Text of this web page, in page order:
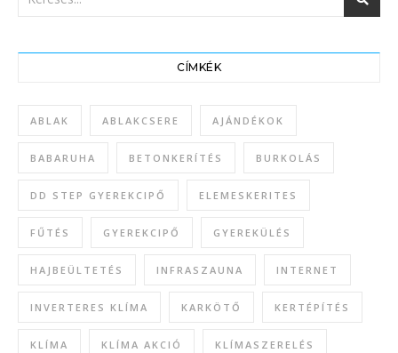
CÍMKÉK
ABLAK ABLAKCSERE AJÁNDÉKOK
BABARUHA BETONKERÍTÉS BURKOLÁS
DD STEP GYEREKCIPŐ ELEMESKERITES
FŰTÉS GYEREKCIPŐ GYEREKÜLÉS
HAJBEÜLTETÉS INFRASZAUNA INTERNET
INVERTERES KLÍMA KARKÖTŐ KERTÉPÍTÉS
KLÍMA KLÍMA AKCIÓ KLÍMASZERELÉS